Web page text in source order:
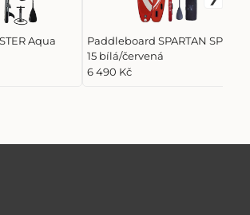
Aqua
Paddleboard SPARTAN SP-320-
15 bílá/červená
6 490 Kč